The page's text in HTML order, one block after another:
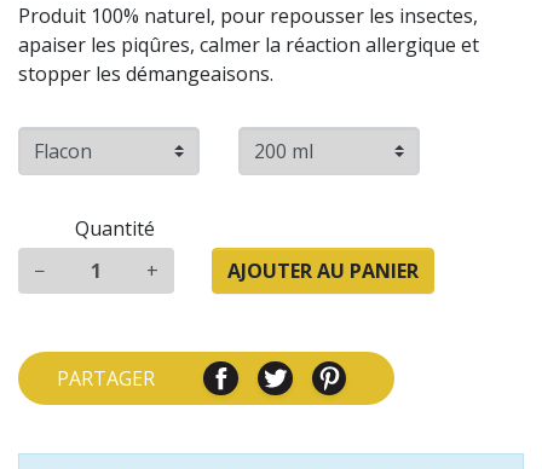
Produit 100% naturel, pour repousser les insectes,
apaiser les piqûres, calmer la réaction allergique et
stopper les démangeaisons.
Quantité
−
+ AJOUTER AU PANIER
PARTAGER